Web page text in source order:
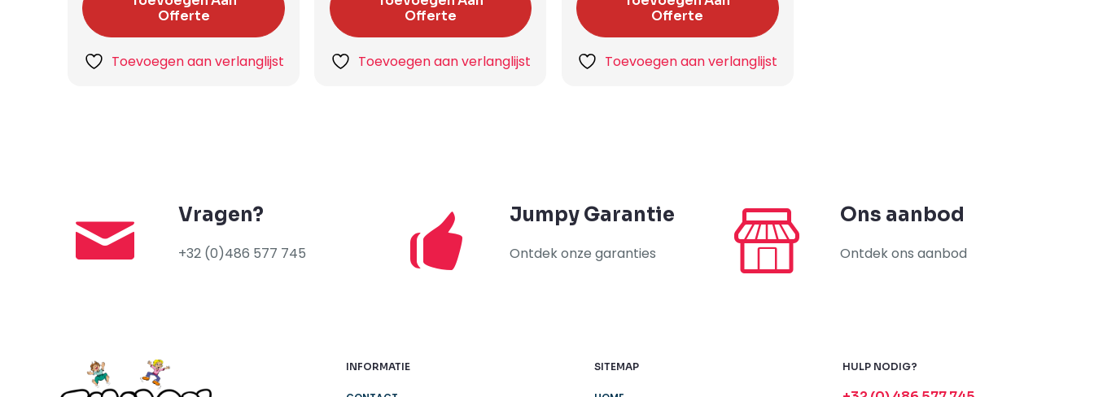
Offerte
Toevoegen aan verlanglijst
Offerte
Toevoegen aan verlanglijst
Offerte
Toevoegen aan verlanglijst
Vragen?
+32 (0)486 577 745
Jumpy Garantie
Ontdek onze garanties
Ons aanbod
Ontdek ons aanbod
INFORMATIE SITEMAP HULP NODIG?